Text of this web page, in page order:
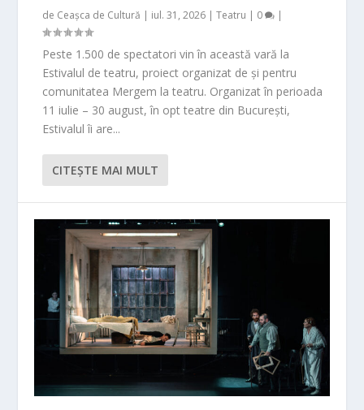
de Ceașca de Cultură | iul. 31, 2026 |Teatru | 0 |
Peste 1.500 de spectatori vin în această vară la
Estivalul de teatru, proiect organizat de și pentru
comunitatea Mergem la teatru. Organizat în perioada
11 iulie – 30 august, în opt teatre din București,
Estivalul îi are...
CITEŞTE MAI MULT